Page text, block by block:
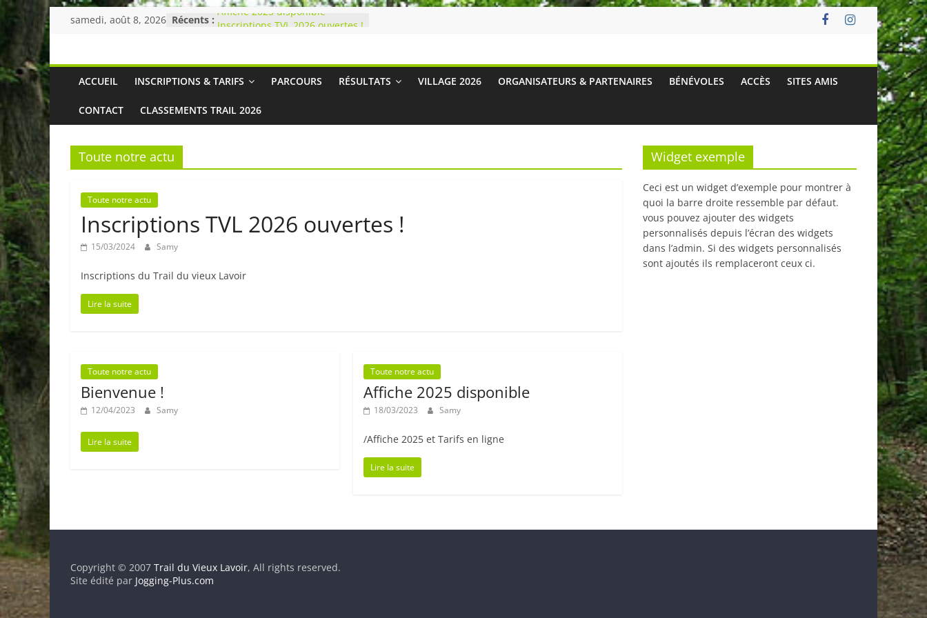
Passer
au
samedi, août 8, 2026 Récents : Affiche 2025 disponible
Inscriptions TVL 2026 ouvertes !
Trail
du
Vieux
Lavoir,
Morainvilliers
Trail
marches
ACCUEIL INSCRIPTIONS & TARIFS PARCOURS RÉSULTATS VILLAGE 2026 ORGANISATEURS & PARTENAIRES BÉNÉVOLES ACCÈS SITES AMIS
CONTACT CLASSEMENTS TRAIL 2026
Toute notre actu
Toute notre actu
Inscriptions TVL 2026 ouvertes !
15/03/2024 Samy
Inscriptions du Trail du vieux Lavoir
Lire la suite
Toute notre actu
Bienvenue !
12/04/2023 Samy
Lire la suite
Toute notre actu
Affiche 2025 disponible
18/03/2023 Samy
/Affiche 2025 et Tarifs en ligne
Lire la suite
Widget exemple
Ceci est un widget d’exemple pour montrer à
quoi la barre droite ressemble par défaut.
vous pouvez ajouter des widgets
personnalisés depuis l’écran des widgets
dans l’admin. Si des widgets personnalisés
sont ajoutés ils remplaceront ceux ci.
Copyright © 2007 Trail du Vieux Lavoir, All rights reserved.
Site édité par Jogging-Plus.com